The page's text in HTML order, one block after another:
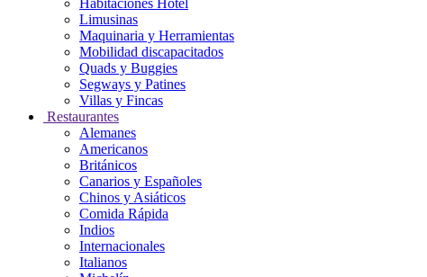
Habitaciones Hotel
Limusinas
Maquinaria y Herramientas
Mobilidad discapacitados
Quads y Buggies
Segways y Patines
Villas y Fincas
Restaurantes
Alemanes
Americanos
Británicos
Canarios y Españoles
Chinos y Asiáticos
Comida Rápida
Indios
Internacionales
Italianos